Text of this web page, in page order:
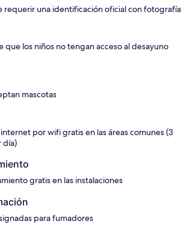
requerir una identificación oficial con fotografía
que los niños no tengan acceso al desayuno
mascotas
por wifi gratis en las áreas comunes (3
día)
gratis en las instalaciones
para fumadores